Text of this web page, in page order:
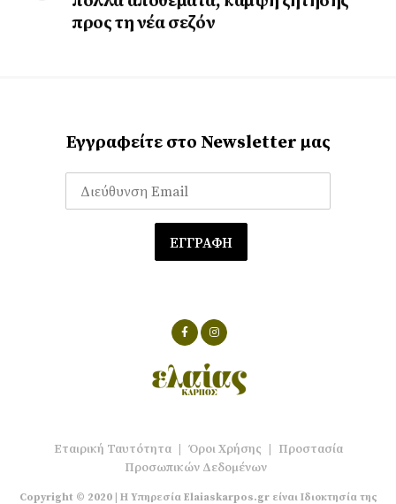
προς τη νέα σεζόν
Εγγραφείτε στο Newsletter μας
Εταιρική Ταυτότητα | Όροι Χρήσης | Προστασία
Προσωπικών Δεδομένων
Copyright © 2020 | Η Υπηρεσία Elaiaskarpos.gr είναι Ιδιοκτησία της